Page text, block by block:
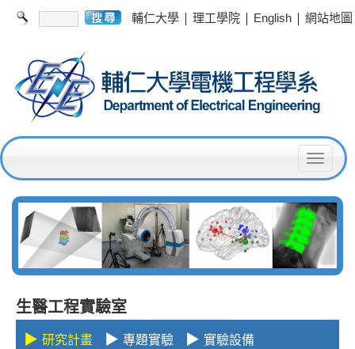
輔仁大學 | 理工學院 | English | 網站地圖
T
g
g
l
n
生醫工程實驗室
▶ 研究計畫 ▶ 專題實驗 ▶ 實驗設備